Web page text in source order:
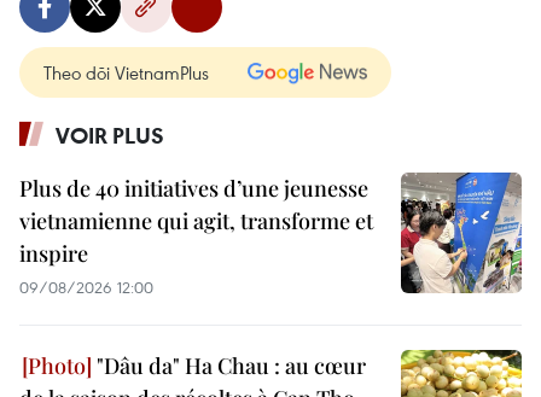
Theo dõi VietnamPlus
VOIR PLUS
Plus de 40 initiatives d’une jeunesse
vietnamienne qui agit, transforme et
inspire
09/08/2026 12:00
"Dâu da" Ha Chau : au cœur